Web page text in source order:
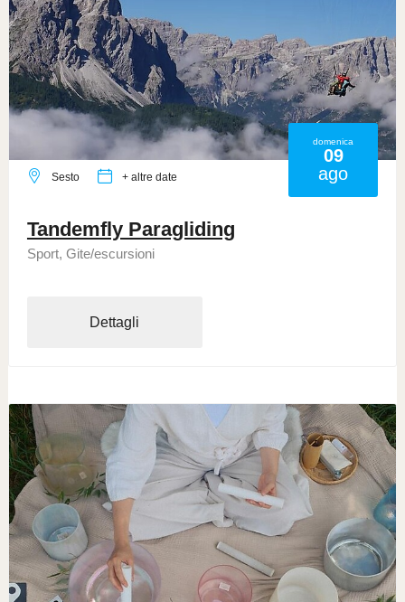
domenica
09
ago
Sesto + altre date
Tandemfly Paragliding
Sport, Gite/escursioni
Dettagli